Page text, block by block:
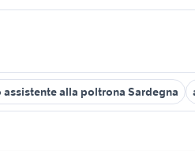
alla poltrona Sardegna